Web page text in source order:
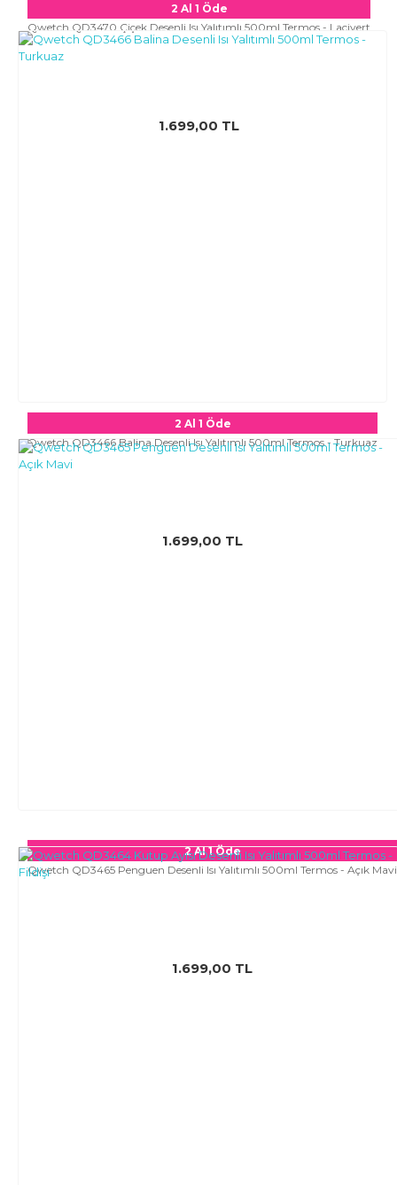
2 Al 1 Öde
Qwetch QD3470 Çiçek Desenli Isı Yalıtımlı 500ml Termos - Lacivert
1.699,00 TL
2 Al 1 Öde
Qwetch QD3466 Balina Desenli Isı Yalıtımlı 500ml Termos - Turkuaz
1.699,00 TL
2 Al 1 Öde
Qwetch QD3465 Penguen Desenli Isı Yalıtımlı 500ml Termos - Açık Mavi
1.699,00 TL